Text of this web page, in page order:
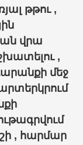
թթու ,
վրա
,
մեջ
, հարմար